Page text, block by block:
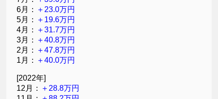
6月： ＋23.0万円
5月： ＋19.6万円
4月： ＋31.7万円
3月： ＋40.8万円
2月： ＋47.8万円
1月： ＋40.0万円
[2022年]
12月： ＋28.8万円